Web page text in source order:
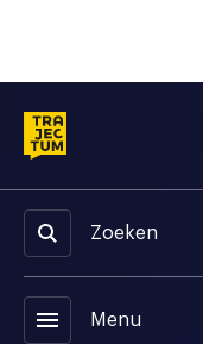
Zoeken
menu Menu